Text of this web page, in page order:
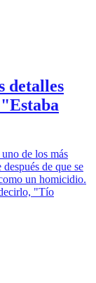
detalles
de los más
de que se
un homicidio.
"Tío